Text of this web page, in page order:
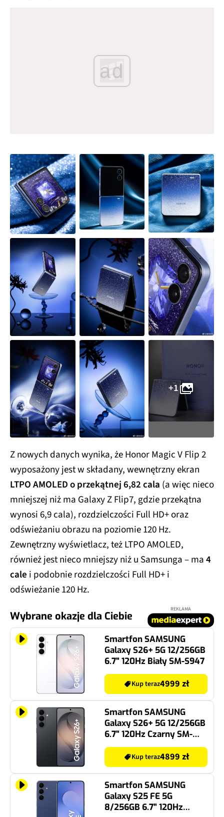
ad
+1
Z nowych danych wynika, że Honor Magic V Flip 2
wyposażony jest w składany, wewnętrzny ekran
LTPO AMOLED o przekątnej 6,82 cala (a więc nieco
mniejszej niż ma Galaxy Z Flip7, gdzie przekątna
wynosi 6,9 cala), rozdzielczości Full HD+ oraz
odświeżaniu obrazu na poziomie 120 Hz.
Zewnętrzny wyświetlacz, też LTPO AMOLED,
również jest nieco mniejszy niż u Samsunga – ma4
cale i podobnie rozdzielczości Full HD+ i
odświeżanie 120 Hz.
Wybrane okazje dla Ciebie
REKLAMA
Smartfon SAMSUNG
Galaxy S26+ 5G 12/256GB
6.7" 120Hz Biały SM-S947
Kup teraz4999 zł
Smartfon SAMSUNG
Galaxy S26+ 5G 12/256GB
6.7" 120Hz Czarny SM-
S947
Kup teraz4899 zł
Smartfon SAMSUNG
Galaxy S25 FE 5G
8/256GB 6.7" 120Hz